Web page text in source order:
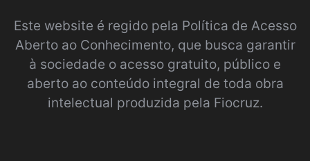
Este website é regido pela Política de Acesso
Aberto ao Conhecimento, que busca garantir
à sociedade o acesso gratuito, público e
aberto ao conteúdo integral de toda obra
intelectual produzida pela Fiocruz.